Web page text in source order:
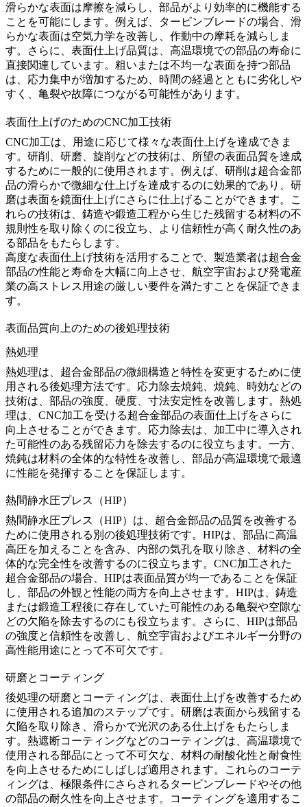
滑らかな表面は摩擦を減らし、部品がより効率的に機能する
ことを可能にします。例えば、タービンブレードの場合、滑
らかな表面は空気力学を改善し、作動中の摩耗を減らしま
す。さらに、表面仕上げ品質は、高温環境での部品の寿命に
直接関連しています。粗いまたは不均一な表面を持つ部品
は、応力集中が増加するため、時間の経過とともに劣化しや
すく、亀裂や故障につながる可能性があります。
表面仕上げのためのCNC加工技術
CNC加工は、用途に応じて様々な表面仕上げを達成できま
す。研削、研磨、旋削などの技術は、所望の表面品質を達成
するために一般的に使用されます。例えば、研削は超合金部
品の滑らかで微細な仕上げを達成するのに効果的であり、研
磨は表面を鏡面仕上げにさらに仕上げることができます。こ
れらの技術は、鋳造や鍛造工程から生じた残留する材料の不
規則性を取り除くのに役立ち、より信頼性が高く耐久性のあ
る部品をもたらします。
高度な表面仕上げ技術を活用することで、製造業者は超合金
部品の性能と寿命を大幅に向上させ、航空宇宙および発電産
業の高ストレス用途の厳しい要件を満たすことを保証できま
す。
表面品質向上のための後処理技術
熱処理
熱処理は、超合金部品の微細構造と特性を変更するために使
用される後処理方法です。応力除去焼鈍、焼鈍、時効などの
技術は、部品の強度、硬度、寸法安定性を改善します。熱処
理は、CNC加工を受ける超合金部品の表面仕上げをさらに
向上させることができます。 応力除去は、加工中に導入され
た可能性のある残留応力を除去するのに役立ちます。一方、
焼鈍は材料の全体的な特性を改善し、部品が高温環境で最適
に性能を発揮することを保証します。
熱間静水圧プレス（HIP）
熱間静水圧プレス（HIP）は、超合金部品の品質を改善する
ために使用される別の後処理技術です。HIPは、部品に高温
高圧を加えることを含み、内部の気孔を取り除き、材料の全
体的な完全性を改善するのに役立ちます。CNC加工された
超合金部品の場合、 HIPは表面品質が均一であることを保証
し、部品の外観と性能の両方を向上させます。HIPは、鋳造
または鍛造工程後に存在していた可能性のある亀裂や空隙な
どの欠陥を除去するのにも役立ちます。さらに、 HIPは部品
の強度と信頼性を改善し、航空宇宙およびエネルギー分野の
高性能用途にとって不可欠です。
研磨とコーティング
後処理の研磨とコーティングは、表面仕上げを改善するため
に使用される追加のステップです。研磨は表面から残留する
欠陥を取り除き、滑らかで光沢のある仕上げをもたらしま
す。 熱遮断コーティングなどのコーティングは、高温環境で
使用される部品にとって不可欠な、材料の耐酸化性と耐食性
を向上させるためにしばしば適用されます。これらのコーテ
ィングは、極限条件にさらされるタービンブレードやその他
の部品の耐久性を向上させます。コーティングを適用するこ